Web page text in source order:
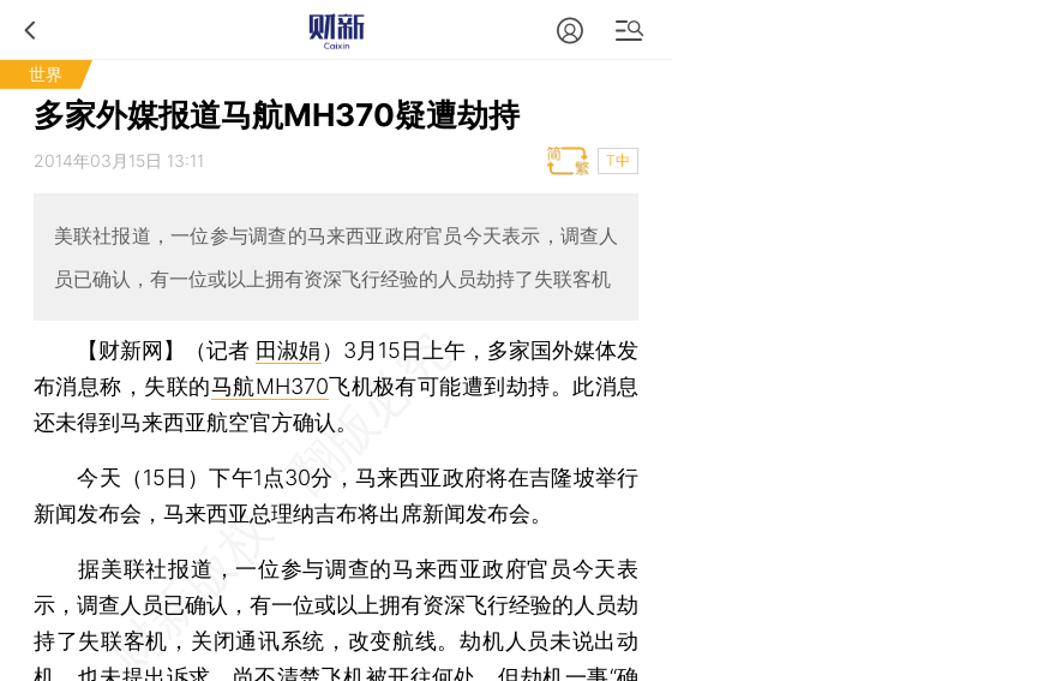
世界
多家外媒报道马航MH370疑遭劫持
2014年03月15日 13:11 T中
美联社报道，一位参与调查的马来西亚政府官员今天表示，调查人
员已确认，有一位或以上拥有资深飞行经验的人员劫持了失联客机
【财新网】（记者 田淑娟 ） 3月15日上午，多家国外媒体发
布消息称，失联的马航MH370飞机极有可能遭到劫持。此消息
还未得到马来西亚航空官方确认。
今天（15日）下午1点30分，马来西亚政府将在吉隆坡举行
新闻发布会，马来西亚总理纳吉布将出席新闻发布会。
据美联社报道，一位参与调查的马来西亚政府官员今天表
示，调查人员已确认，有一位或以上拥有资深飞行经验的人员劫
持了失联客机，关闭通讯系统，改变航线。劫机人员未说出动